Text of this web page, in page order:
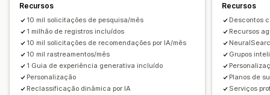
Análises
Insights de IA Acompanhamento de conversões
Painéis de controle personalizados
Uso de filtros
Análise em tempo real Insights de comportamento
Consultas de busca
Recursos
10 mil solicitações de pesquisa/mês
1 milhão de registros incluídos
10 mil solicitações de recomendações por IA/mês
10 mil rastreamentos/mês
1 Guia de experiência generativa incluído
Personalização
Reclassificação dinâmica por IA
Recursos
Descontos
Recursos
Grupos
Planos de
Serviços